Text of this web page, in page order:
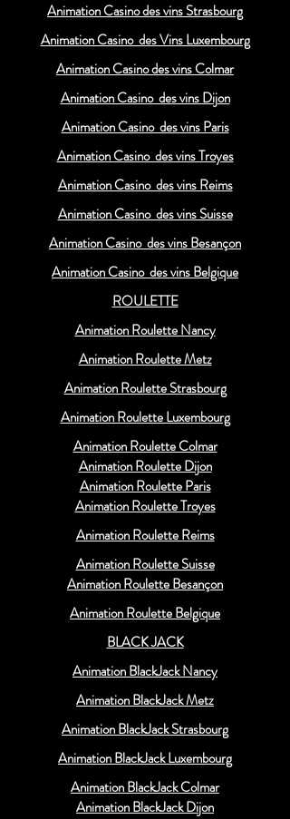
Animation Casino des vins Strasbourg
Animation Casino des Vins Luxembourg
Animation Casino des vins Colmar
Animation Casino des vins Dijon
Animation Casino des vins Paris
Animation Casino des vins Troyes
Animation Casino des vins Reims
Animation Casino des vins Suisse
Animation Casino des vins Besançon
Animation Casino des vins Belgique
ROULETTE
Animation Roulette Nancy
Animation Roulette Metz
Animation Roulette Strasbourg
Animation Roulette Luxembourg
Animation Roulette Colmar
Animation Roulette Dijon
Animation Roulette Paris
Animation Roulette Troyes
Animation Roulette Reims
Animation Roulette Suisse
Animation Roulette Besançon
Animation Roulette Belgique
BLACK JACK
Animation BlackJack Nancy
Animation BlackJack Metz
Animation BlackJack Strasbourg
Animation BlackJack Luxembourg
Animation BlackJack Colmar
Animation BlackJack Dijon